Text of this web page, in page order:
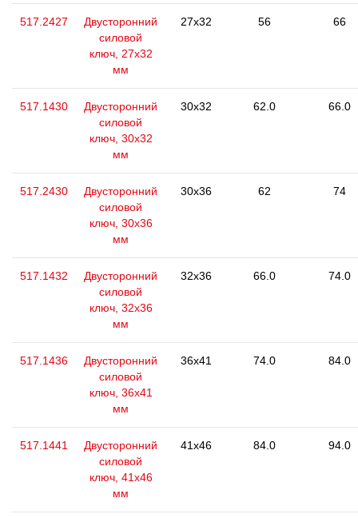
517.2427
Двусторонний
силовой
ключ, 27x32
мм
27x32 56 66
517.1430
Двусторонний
силовой
ключ, 30x32
мм
30x32 62.0 66.0
517.2430
Двусторонний
силовой
ключ, 30x36
мм
30x36 62 74
517.1432
Двусторонний
силовой
ключ, 32x36
мм
32x36 66.0 74.0
517.1436
Двусторонний
силовой
ключ, 36х41
мм
36x41 74.0 84.0
517.1441
Двусторонний
силовой
ключ, 41x46
мм
41x46 84.0 94.0